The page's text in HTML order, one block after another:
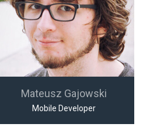
Mateusz Gajowski
Mobile Developer